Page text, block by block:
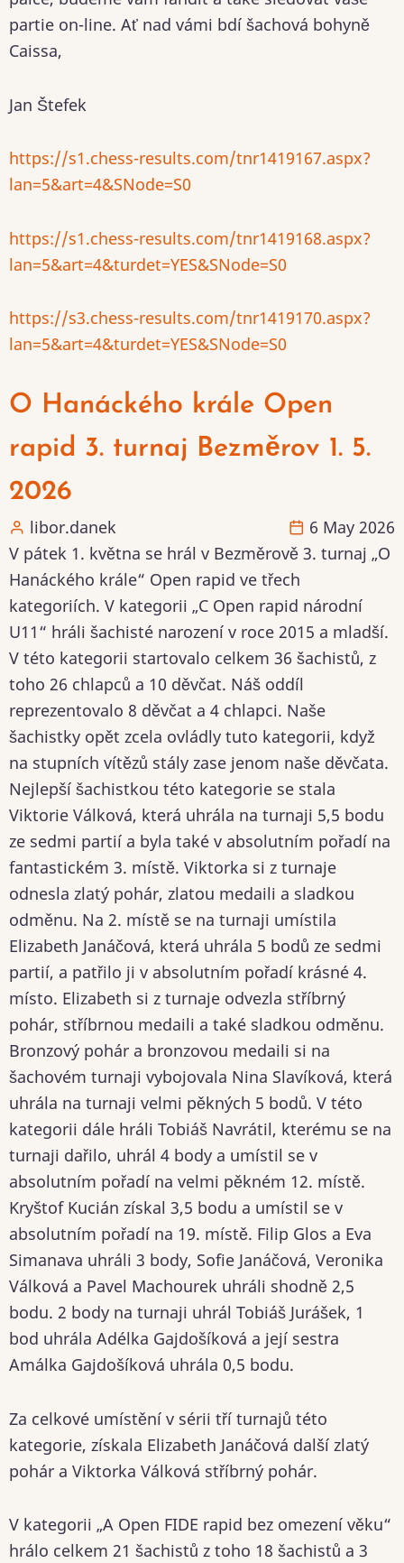
partie on-line. Ať nad vámi bdí šachová bohyně
Caissa,
Jan Štefek
https://s1.chess-results.com/tnr1419167.aspx?
lan=5&art=4&SNode=S0
https://s1.chess-results.com/tnr1419168.aspx?
lan=5&art=4&turdet=YES&SNode=S0
https://s3.chess-results.com/tnr1419170.aspx?
lan=5&art=4&turdet=YES&SNode=S0
O Hanáckého krále Open
rapid 3. turnaj Bezměrov 1. 5.
2026
libor.danek
6 May 2026
V pátek 1. května se hrál v Bezměrově 3. turnaj „O
Hanáckého krále“ Open rapid ve třech
kategoriích. V kategorii „C Open rapid národní
U11“ hráli šachisté narození v roce 2015 a mladší.
V této kategorii startovalo celkem 36 šachistů, z
toho 26 chlapců a 10 děvčat. Náš oddíl
reprezentovalo 8 děvčat a 4 chlapci. Naše
šachistky opět zcela ovládly tuto kategorii, když
na stupních vítězů stály zase jenom naše děvčata.
Nejlepší šachistkou této kategorie se stala
Viktorie Válková, která uhrála na turnaji 5,5 bodu
ze sedmi partií a byla také v absolutním pořadí na
fantastickém 3. místě. Viktorka si z turnaje
odnesla zlatý pohár, zlatou medaili a sladkou
odměnu. Na 2. místě se na turnaji umístila
Elizabeth Janáčová, která uhrála 5 bodů ze sedmi
partií, a patřilo ji v absolutním pořadí krásné 4.
místo. Elizabeth si z turnaje odvezla stříbrný
pohár, stříbrnou medaili a také sladkou odměnu.
Bronzový pohár a bronzovou medaili si na
šachovém turnaji vybojovala Nina Slavíková, která
uhrála na turnaji velmi pěkných 5 bodů. V této
kategorii dále hráli Tobiáš Navrátil, kterému se na
turnaji dařilo, uhrál 4 body a umístil se v
absolutním pořadí na velmi pěkném 12. místě.
Kryštof Kucián získal 3,5 bodu a umístil se v
absolutním pořadí na 19. místě. Filip Glos a Eva
Simanava uhráli 3 body, Sofie Janáčová, Veronika
Válková a Pavel Machourek uhráli shodně 2,5
bodu. 2 body na turnaji uhrál Tobiáš Jurášek, 1
bod uhrála Adélka Gajdošíková a její sestra
Amálka Gajdošíková uhrála 0,5 bodu.
Za celkové umístění v sérii tří turnajů této
kategorie, získala Elizabeth Janáčová další zlatý
pohár a Viktorka Válková stříbrný pohár.
V kategorii „A Open FIDE rapid bez omezení věku“
hrálo celkem 21 šachistů z toho 18 šachistů a 3